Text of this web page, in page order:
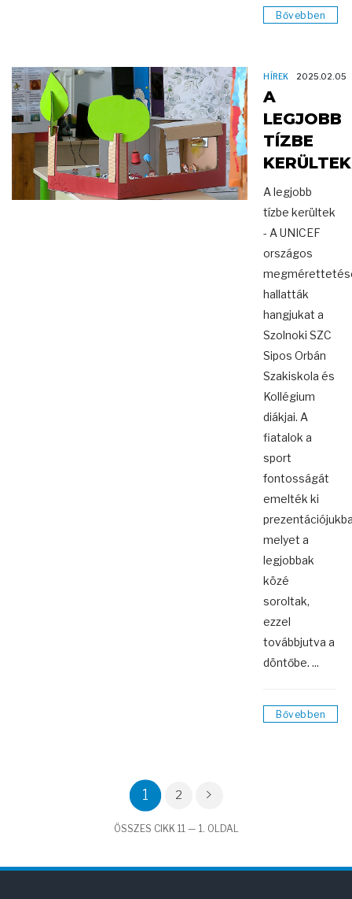
Bővebben
HÍREK 2025.02.05
A
LEGJOBB
TÍZBE
KERÜLTEK
A legjobb
tízbe kerültek
- A UNICEF
országos
hallatták
hangjukat a
Szolnoki SZC
Sipos Orbán
Szakiskola és
Kollégium
diákjai. A
fiatalok a
sport
fontosságát
emelték ki
melyet a
legjobbak
közé
soroltak,
ezzel
továbbjutva a
döntőbe. ...
Bővebben
1 2
ÖSSZES CIKK 11 — 1. OLDAL